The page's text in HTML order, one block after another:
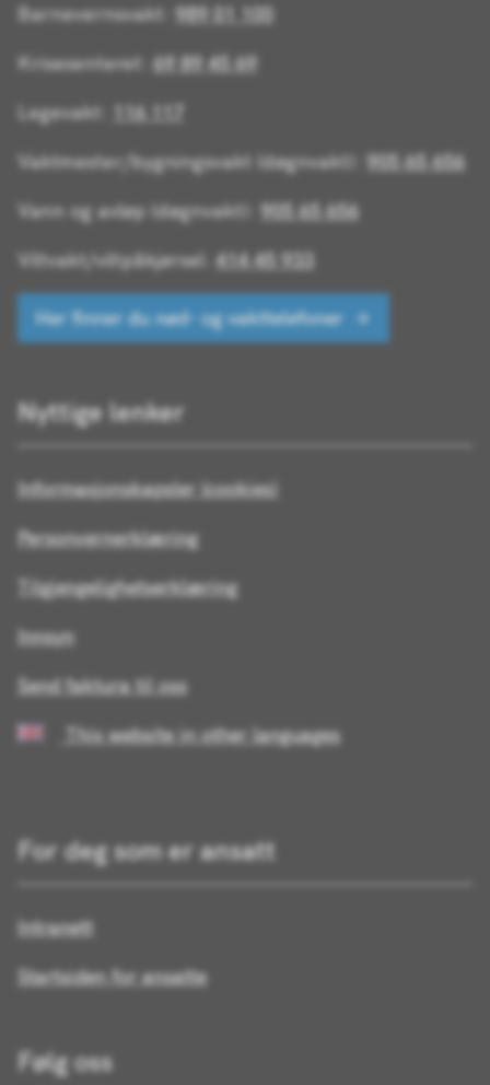
Barnevernsvakt: 989 01 100
Krisesenteret: 69 89 45 69
Legevakt:
116 117
Vaktmester/bygningsvakt (døgnvakt): 905 65 656
Vann og avløp (døgnvakt): 905 65 656
Viltvakt/viltpåkjørsel: 414 45 933
Her finner du nød- og vakttelefoner
Nyttige lenker
Informasjonskapsler (cookies)
Personvernerklæring
Tilgjengelighetserklæring
Innsyn
Send faktura til oss
This website in other languages
For deg som er ansatt
Intranett
Startsiden for ansatte
Følg oss